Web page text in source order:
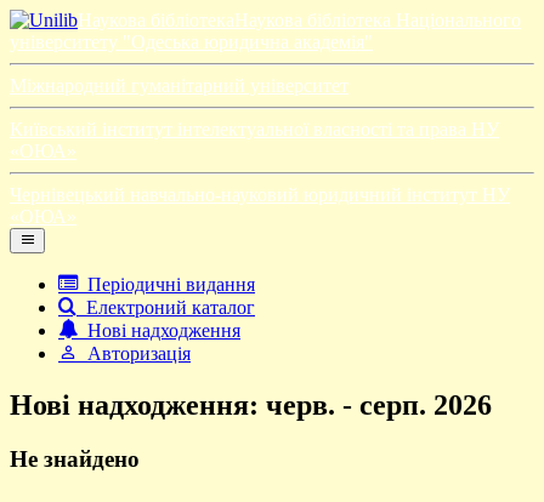
Наукова бібліотекаНаукова бібліотека Національного
університету "Одеська юридична академія"
Міжнародний гуманітарний університет
Київський інститут інтелектуальної власності та права НУ
«ОЮА»
Чернівецький навчально-науковий юридичний інститут НУ
«ОЮА»
Періодичні видання
Електроний каталог
Нові надходження
Авторизація
Нові надходження: черв. - серп. 2026
Не знайдено